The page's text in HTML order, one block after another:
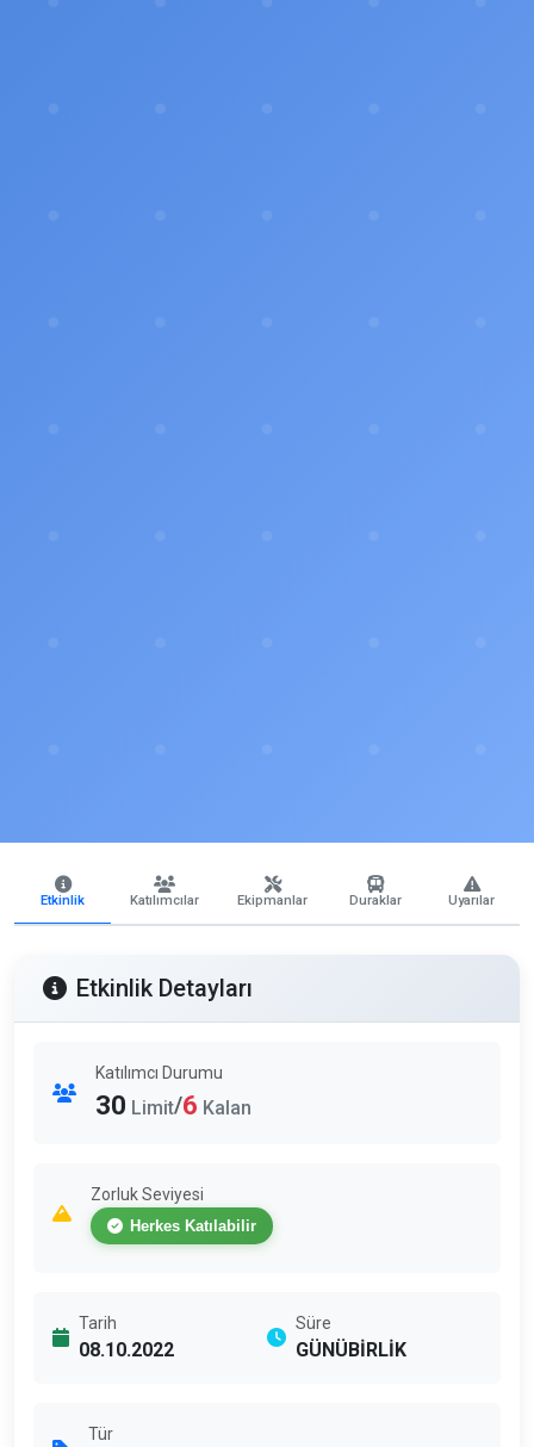
Etkinlik Katılımcılar Ekipmanlar Duraklar Uyarılar
Etkinlik Detayları
Katılımcı Durumu
30 Limit/6 Kalan
Zorluk Seviyesi
Herkes Katılabilir
Tarih
08.10.2022
Süre
GÜNÜBİRLİK
Tür